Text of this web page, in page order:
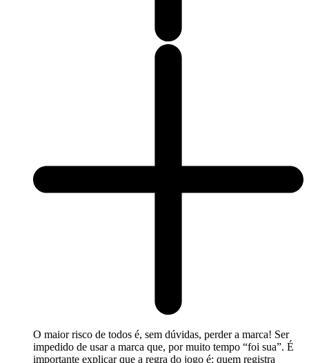
O maior risco de todos é, sem dúvidas, perder a marca! Ser
impedido de usar a marca que, por muito tempo “foi sua”. É
importante explicar que a regra do jogo é: quem registra